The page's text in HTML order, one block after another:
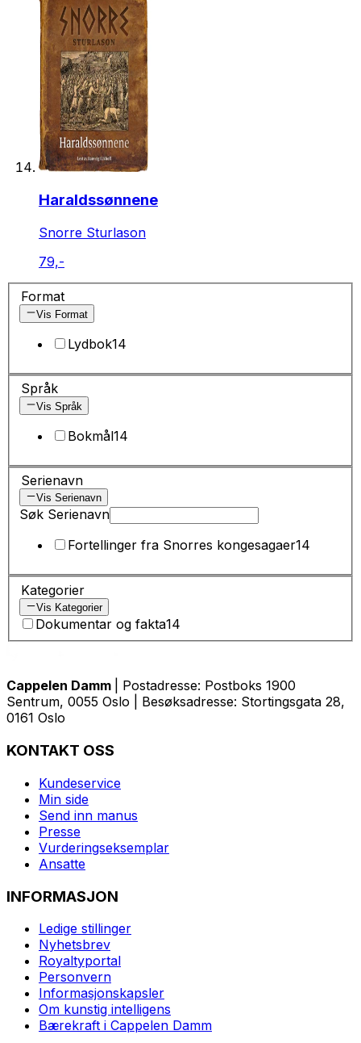
Haraldssønnene
Snorre Sturlason
79,-
Format
Vis Format
Lydbok14
Språk
Vis Språk
Bokmål14
Serienavn
Vis Serienavn
Søk Serienavn
Fortellinger fra Snorres kongesagaer14
Kategorier
Vis Kategorier
Dokumentar og fakta14
Cappelen Damm
| Postadresse: Postboks 1900
Sentrum, 0055 Oslo | Besøksadresse: Stortingsgata 28,
0161 Oslo
KONTAKT OSS
Kundeservice
Min side
Send inn manus
Presse
Vurderingseksemplar
Ansatte
INFORMASJON
Ledige stillinger
Nyhetsbrev
Royaltyportal
Personvern
Informasjonskapsler
Om kunstig intelligens
Bærekraft i Cappelen Damm